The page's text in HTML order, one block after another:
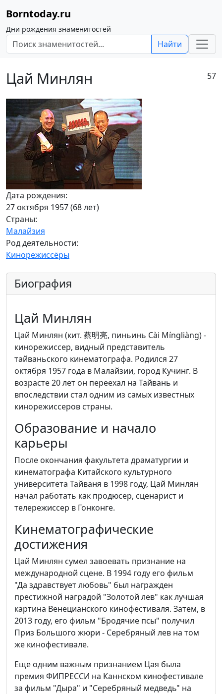
Borntoday.ru
Дни рождения знаменитостей
Найти
Цай Минлян 57
Дата рождения:
27 октября 1957 (68 лет)
Страны:
Малайзия
Род деятельности:
Кинорежиссёры
Биография
Цай Минлян
Цай Минлян (кит. 蔡明亮, пиньинь Cài Míngliàng) -
кинорежиссер, видный представитель
тайваньского кинематографа. Родился 27
октября 1957 года в Малайзии, город Кучинг. В
возрасте 20 лет он переехал на Тайвань и
впоследствии стал одним из самых известных
кинорежиссеров страны.
Образование и начало
карьеры
После окончания факультета драматургии и
кинематографа Китайского культурного
университета Тайваня в 1998 году, Цай Минлян
начал работать как продюсер, сценарист и
телережиссер в Гонконге.
Кинематографические
достижения
Цай Минлян сумел завоевать признание на
международной сцене. В 1994 году его фильм
"Да здравствует любовь" был награжден
престижной наградой "Золотой лев" как лучшая
картина Венецианского кинофестиваля. Затем, в
2013 году, его фильм "Бродячие псы" получил
Приз Большого жюри - Серебряный лев на том
же кинофестивале.
Еще одним важным признанием Цая была
премия ФИПРЕССИ на Каннском кинофестивале
за фильм "Дыра" и "Серебряный медведь" на